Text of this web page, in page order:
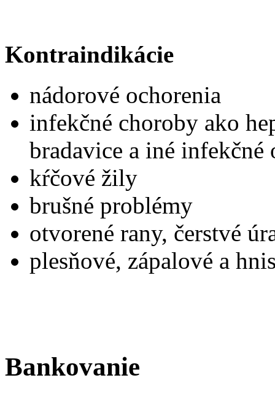
Kontraindikácie
nádorové ochorenia
infekčné choroby ako
bradavice a iné infekčné
kŕčové žily
brušné problémy
otvorené rany, čerstvé
plesňové, zápalové a
Bankovanie